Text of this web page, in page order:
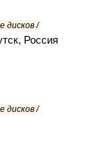
дисков /
Россия
дисков /